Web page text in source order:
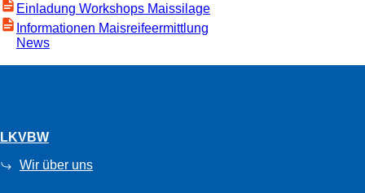
Einladung Workshops Maissilage
Informationen Maisreifeermittlung
News
LKVBW
Wir über uns